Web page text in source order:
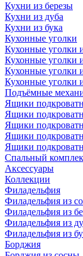
Кухни из березы
Кухни из дуба
Кухни из бука
Кухонные уголки
Кухонные уголки
Кухонные уголки
Кухонные уголки
Кухонные уголки
Подъёмные
Ящики
Ящики
Ящики
Ящики
Ящики
Спальный
Аксессуары
Коллекции
Филадельфия
Филадельфия из
Филадельфия из
Филадельфия из
Филадельфия из
Борджия